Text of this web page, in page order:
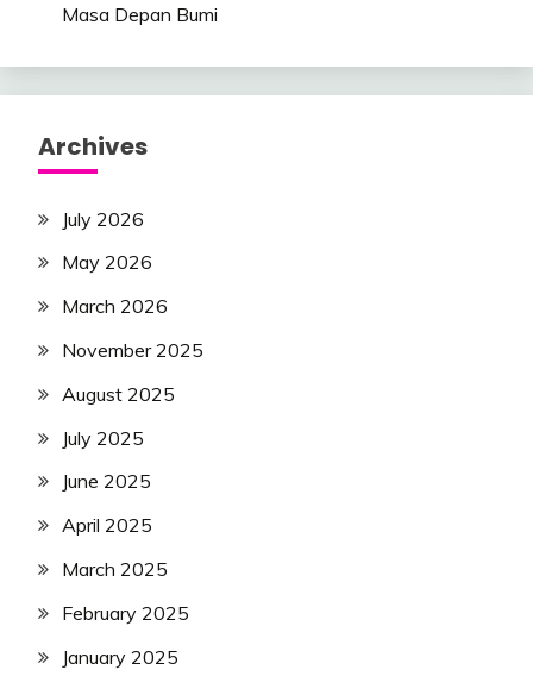
Masa Depan Bumi
Archives
July 2026
May 2026
March 2026
November 2025
August 2025
July 2025
June 2025
April 2025
March 2025
February 2025
January 2025